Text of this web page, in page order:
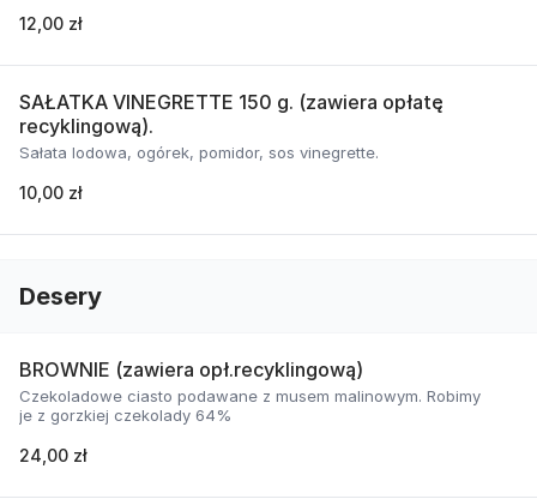
12,00 zł
SAŁATKA VINEGRETTE 150 g. (zawiera opłatę
recyklingową).
Sałata lodowa, ogórek, pomidor, sos vinegrette.
10,00 zł
Desery
BROWNIE (zawiera opł.recyklingową)
Czekoladowe ciasto podawane z musem malinowym. Robimy
je z gorzkiej czekolady 64%
24,00 zł